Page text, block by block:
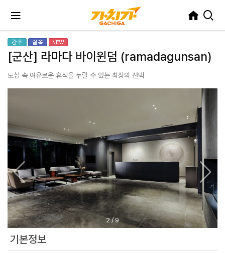
[군산] 라마다 바이윈덤 (ramadagunsan)
도심 속 여유로운 휴식을 누릴 수 있는 최상의 선택
2/9
기본정보